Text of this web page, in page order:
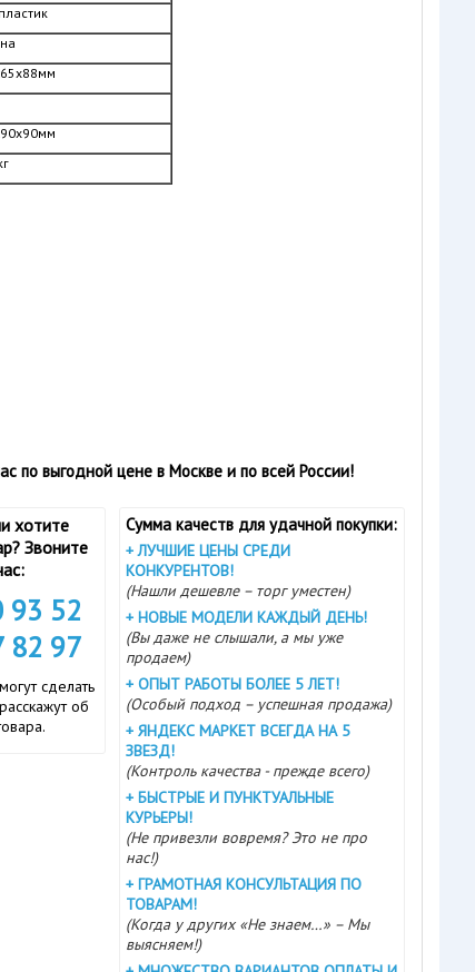
по выгодной цене в Москве и по всей России!
хотите
Звоните
93 52
82 97
сделать
об
Сумма качеств для удачной покупки:
+ ЛУЧШИЕ ЦЕНЫ СРЕДИ
КОНКУРЕНТОВ!
(Нашли дешевле – торг уместен)
+ НОВЫЕ МОДЕЛИ КАЖДЫЙ ДЕНЬ!
(Вы даже не слышали, а мы уже
продаем)
+ ОПЫТ РАБОТЫ БОЛЕЕ 5 ЛЕТ!
(Особый подход – успешная продажа)
+ ЯНДЕКС МАРКЕТ ВСЕГДА НА 5
ЗВЕЗД!
(Контроль качества - прежде всего)
+ БЫСТРЫЕ И ПУНКТУАЛЬНЫЕ
КУРЬЕРЫ!
(Не привезли вовремя? Это не про
нас!)
+ ГРАМОТНАЯ КОНСУЛЬТАЦИЯ ПО
ТОВАРАМ!
(Когда у других «Не знаем…» – Мы
выясняем!)